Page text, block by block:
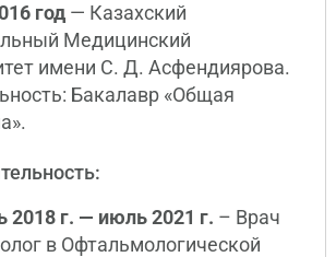
год— Казахский
Медицинский
имени С. Д. Асфендиярова.
Бакалавр «Общая
2018 г. — июль 2021 г. – Врач
в Офтальмологической